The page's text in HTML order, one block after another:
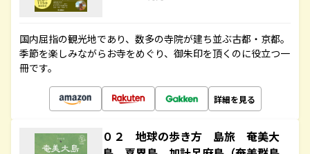
国内屈指の観光地であり、数多の寺院が建ち並ぶ古都・京都。
季節を楽しみながらお寺をめぐり、御朱印を頂くのに役立つ一
冊です。
詳細を見る
０２ 地球の歩き方 島旅 奄美大